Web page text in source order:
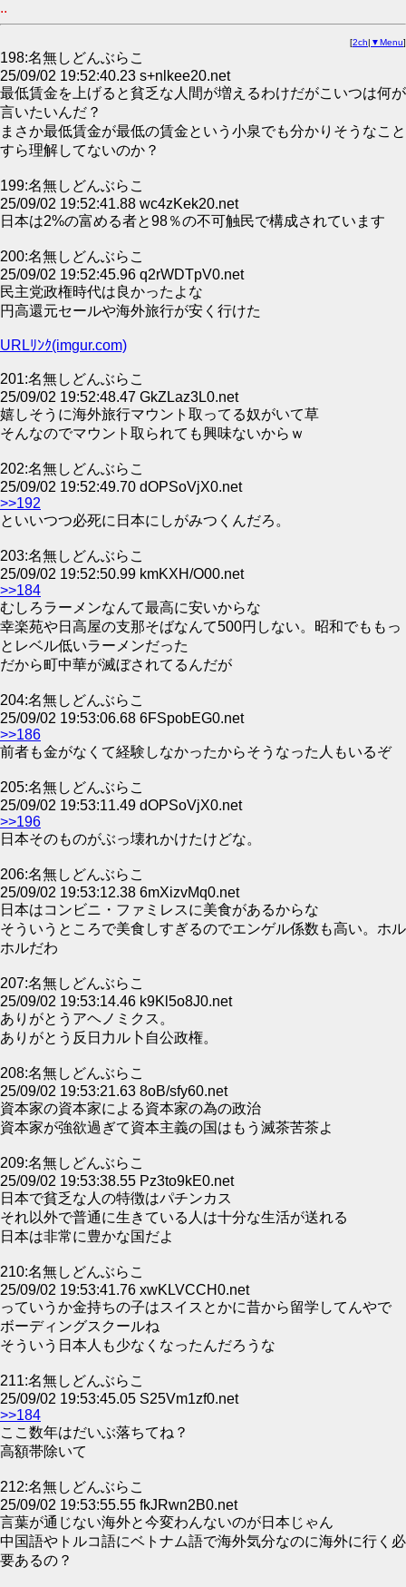
..
[2ch| ▼Menu]
198:名無しどんぶらこ
25/09/02 19:52:40.23 s+nlkee20.net
最低賃金を上げると貧乏な人間が増えるわけだがこいつは何が
言いたいんだ？
まさか最低賃金が最低の賃金という小泉でも分かりそうなこと
すら理解してないのか？
199:名無しどんぶらこ
25/09/02 19:52:41.88 wc4zKek20.net
日本は2%の富める者と98％の不可触民で構成されています
200:名無しどんぶらこ
25/09/02 19:52:45.96 q2rWDTpV0.net
民主党政権時代は良かったよな
円高還元セールや海外旅行が安く行けた
URLﾘﾝｸ(imgur.com)
201:名無しどんぶらこ
25/09/02 19:52:48.47 GkZLaz3L0.net
嬉しそうに海外旅行マウント取ってる奴がいて草
そんなのでマウント取られても興味ないからｗ
202:名無しどんぶらこ
25/09/02 19:52:49.70 dOPSoVjX0.net
>>192
といいつつ必死に日本にしがみつくんだろ。
203:名無しどんぶらこ
25/09/02 19:52:50.99 kmKXH/O00.net
>>184
むしろラーメンなんて最高に安いからな
幸楽苑や日高屋の支那そばなんて500円しない。昭和でももっ
とレベル低いラーメンだった
だから町中華が滅ぼされてるんだが
204:名無しどんぶらこ
25/09/02 19:53:06.68 6FSpobEG0.net
>>186
前者も金がなくて経験しなかったからそうなった人もいるぞ
205:名無しどんぶらこ
25/09/02 19:53:11.49 dOPSoVjX0.net
>>196
日本そのものがぶっ壊れかけたけどな。
206:名無しどんぶらこ
25/09/02 19:53:12.38 6mXizvMq0.net
日本はコンビニ・ファミレスに美食があるからな
そういうところで美食しすぎるのでエンゲル係数も高い。ホル
ホルだわ
207:名無しどんぶらこ
25/09/02 19:53:14.46 k9Kl5o8J0.net
ありがとうアヘノミクス。
ありがとう反日力ル卜自公政権。
208:名無しどんぶらこ
25/09/02 19:53:21.63 8oB/sfy60.net
資本家の資本家による資本家の為の政治
資本家が強欲過ぎて資本主義の国はもう滅茶苦茶よ
209:名無しどんぶらこ
25/09/02 19:53:38.55 Pz3to9kE0.net
日本で貧乏な人の特徴はパチンカス
それ以外で普通に生きている人は十分な生活が送れる
日本は非常に豊かな国だよ
210:名無しどんぶらこ
25/09/02 19:53:41.76 xwKLVCCH0.net
っていうか金持ちの子はスイスとかに昔から留学してんやで
ボーディングスクールね
そういう日本人も少なくなったんだろうな
211:名無しどんぶらこ
25/09/02 19:53:45.05 S25Vm1zf0.net
>>184
ここ数年はだいぶ落ちてね？
高額帯除いて
212:名無しどんぶらこ
25/09/02 19:53:55.55 fkJRwn2B0.net
言葉が通じない海外と今変わんないのが日本じゃん
中国語やトルコ語にベトナム語で海外気分なのに海外に行く必
要あるの？